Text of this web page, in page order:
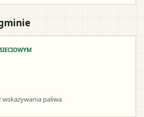
paliwa